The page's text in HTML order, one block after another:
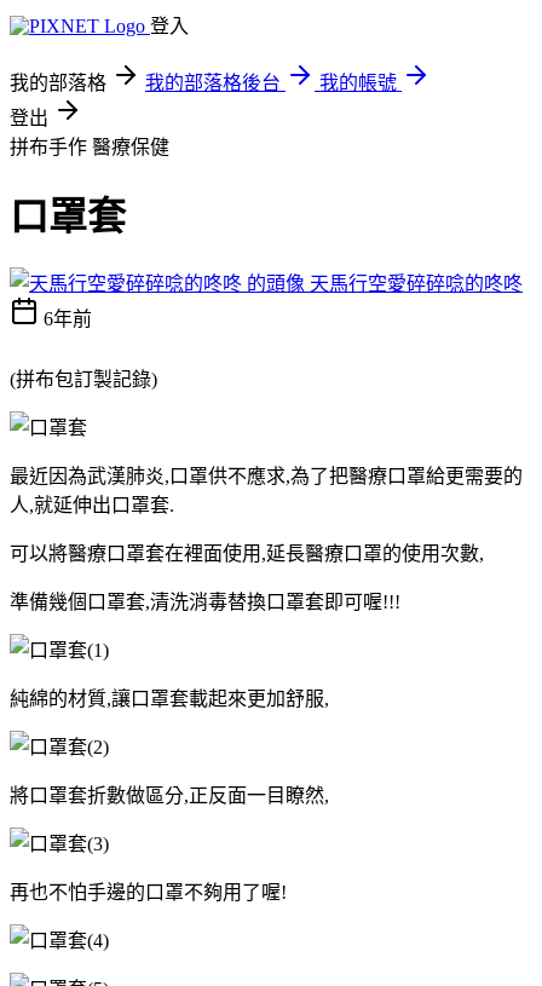
登入
我的部落格 我的部落格後台
我的帳號
登出
拼布手作 醫療保健
口罩套
天馬行空愛碎碎唸的咚咚
6年前
(拼布包訂製記錄)
最近因為武漢肺炎,口罩供不應求,為了把醫療口罩給更需要的
人,就延伸出口罩套.
可以將醫療口罩套在裡面使用,延長醫療口罩的使用次數,
準備幾個口罩套,清洗消毒替換口罩套即可喔!!!
純綿的材質,讓口罩套載起來更加舒服,
將口罩套折數做區分,正反面一目瞭然,
再也不怕手邊的口罩不夠用了喔!